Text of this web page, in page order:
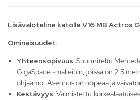
Lisävaloteline katolle V16 MB Actros
Ominaisuudet:
Yhteensopivuus:Suunniteltu
GigaSpace -malleihin, joissa on 2,5
ohjaamo. Asennus on nopeaa ja
Kestävyys:Valmistettu